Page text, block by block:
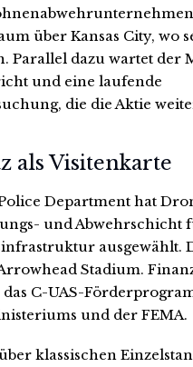
über Kansas City, wo
Parallel dazu wartet der
und eine laufende
die die Aktie
als Visitenkarte
Department hat
und Abwehrschicht
ausgewählt.
Stadium.
C-UAS-
und der FEMA.
klassischen